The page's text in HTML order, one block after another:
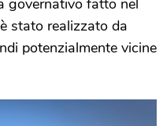
stato realizzato da
potenzialmente vicine